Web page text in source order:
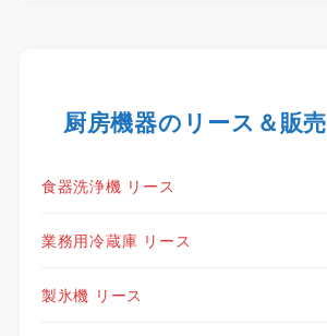
厨房機器のリース＆販売
食器洗浄機 リース
業務用冷蔵庫 リース
製氷機 リース